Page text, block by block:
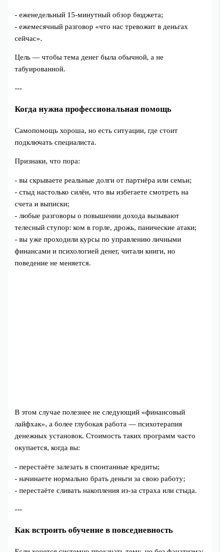
- еженедельный 15‑минутный обзор бюджета;
- ежемесячный разговор «что нас тревожит в деньгах
сейчас».
Цель — чтобы тема денег была обычной, а не
табуированной.
---
Когда нужна профессиональная помощь
Самопомощь хороша, но есть ситуации, где стоит
подключать специалиста.
Признаки, что пора:
- вы скрываете реальные долги от партнёра или семьи;
- стыд настолько силён, что вы избегаете смотреть на
счета и выписки;
- любые разговоры о повышении дохода вызывают
телесный ступор: ком в горле, дрожь, панические атаки;
- вы уже проходили курсы по управлению личными
финансами и психологией денег, читали книги, но
поведение не меняется.
В этом случае полезнее не следующий «финансовый
лайфхак», а более глубокая работа — психотерапия
денежных установок. Стоимость таких программ часто
окупается, когда вы:
- перестаёте залезать в спонтанные кредиты;
- начинаете нормально брать деньги за свою работу;
- перестаёте сливать накопления из-за страха или стыда.
---
Как встроить обучение в повседневность